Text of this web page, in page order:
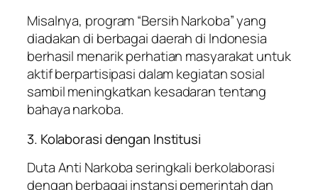
Misalnya, program “Bersih Narkoba” yang
diadakan di berbagai daerah di Indonesia
berhasil menarik perhatian masyarakat untuk
aktif berpartisipasi dalam kegiatan sosial
sambil meningkatkan kesadaran tentang
bahaya narkoba.
3. Kolaborasi dengan Institusi
Duta Anti Narkoba seringkali berkolaborasi
dengan berbagai instansi pemerintah dan